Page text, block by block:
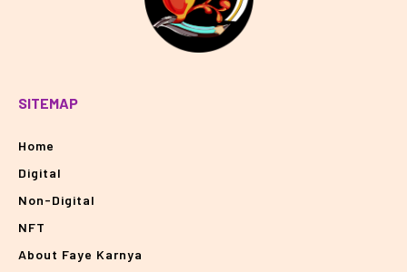
SITEMAP
Home
Digital
Non-Digital
NFT
About Faye Karnya